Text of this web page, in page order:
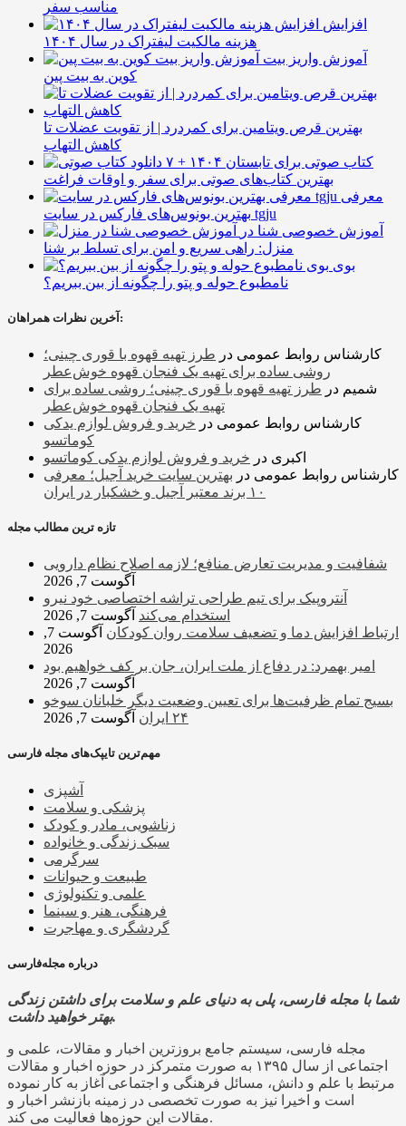
مناسب سفر
افزایش
هزینه مالکیت لیفتراک در سال ۱۴۰۴
آموزش واریز بیت
کوین به بیت پین
بهترین قرص ویتامین برای کمردرد | از تقویت عضلات تا
کاهش التهاب
۷ کتاب صوتی برای تابستان ۱۴۰۴ +
بهترین کتاب‌های صوتی برای سفر و اوقات فراغت
معرفی
بهترین بونوس‌های فارکس در سایت tgju
آموزش خصوصی شنا در
منزل: راهی سریع و امن برای تسلط بر شنا
بوی
نامطبوع حوله و پتو را چگونه از بین ببریم؟
آخرین نظرات همراهان:
کارشناس روابط عمومی در طرز تهیه قهوه با قوری چینی؛
روشی ساده برای تهیه یک فنجان قهوه خوش‌عطر
شمیم در طرز تهیه قهوه با قوری چینی؛ روشی ساده برای
تهیه یک فنجان قهوه خوش‌عطر
کارشناس روابط عمومی در خرید و فروش لوازم یدکی
کوماتسو
اکبری در خرید و فروش لوازم یدکی کوماتسو
کارشناس روابط عمومی در بهترین سایت خرید آجیل؛ معرفی
۱۰ برند معتبر آجیل و خشکبار در ایران
تازه ترین مطالب مجله
شفافیت و مدیریت تعارض منافع؛ لازمه اصلاح نظام دارویی
آگوست 7, 2026
آنتروپیک برای تیم طراحی تراشه اختصاصی خود نیرو
استخدام می‌کند آگوست 7, 2026
ارتباط افزایش دما و تضعیف سلامت روان کودکان
آگوست 7,
2026
امیر بهمرد: در دفاع از ملت ایران، جان بر کف خواهیم بود
آگوست 7, 2026
بسیج تمام ظرفیت‌ها برای تعیین وضعیت دیگر خلبانان سوخو
۲۴ ایران
آگوست 7, 2026
مهم‌ترین تایپک‌های مجله فارسی
آشپزی
پزشکی و سلامت
زناشویی، مادر و کودک
سبک زندگی و خانواده
سرگرمی
طبیعت و حیوانات
علمی و تکنولوژی
فرهنگی، هنر و سینما
گردشگری و مهاجرت
درباره مجله‌فارسی
شما با مجله فارسی، پلی به دنیای علم و سلامت برای داشتن زندگی
بهتر خواهید داشت.
مجله فارسی، سیستم جامع بروزترین اخبار و مقالات، علمی و
اجتماعی از سال ۱۳۹۵ به صورت متمرکز در حوزه اخبار و مقالات
مرتبط با علم و دانش، مسائل فرهنگی و اجتماعی آغاز به کار نموده
است و اخیرا نیز به صورت تخصصی در زمینه بازنشر اخبار و
مقالات این حوزه‌ها فعالیت می کند.